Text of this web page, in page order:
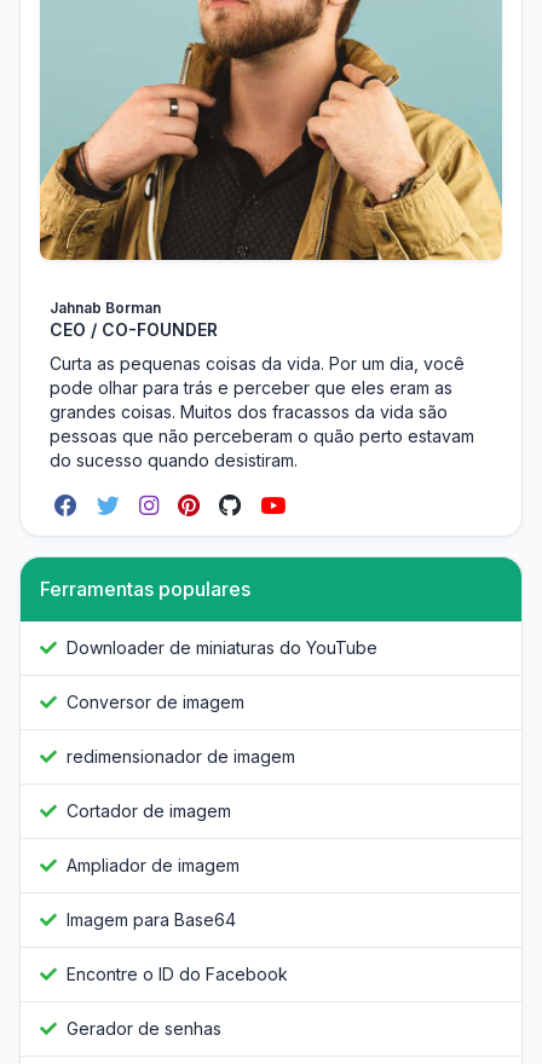
Jahnab Borman
CEO / CO-FOUNDER
Curta as pequenas coisas da vida. Por um dia, você
pode olhar para trás e perceber que eles eram as
grandes coisas. Muitos dos fracassos da vida são
pessoas que não perceberam o quão perto estavam
do sucesso quando desistiram.
Ferramentas populares
Downloader de miniaturas do YouTube
Conversor de imagem
redimensionador de imagem
Cortador de imagem
Ampliador de imagem
Imagem para Base64
Encontre o ID do Facebook
Gerador de senhas